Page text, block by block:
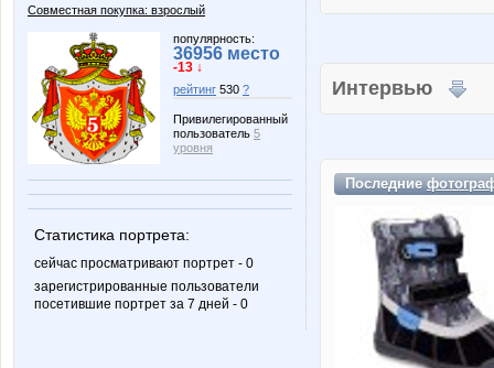
Совместная покупка: взрослый
популярность:
36956 место
-13 ↓
рейтинг 530 ?
Привилегированный
пользователь 5
уровня
Статистика портрета:
сейчас просматривают портрет - 0
зарегистрированные пользователи
посетившие портрет за 7 дней - 0
Интервью
Последние